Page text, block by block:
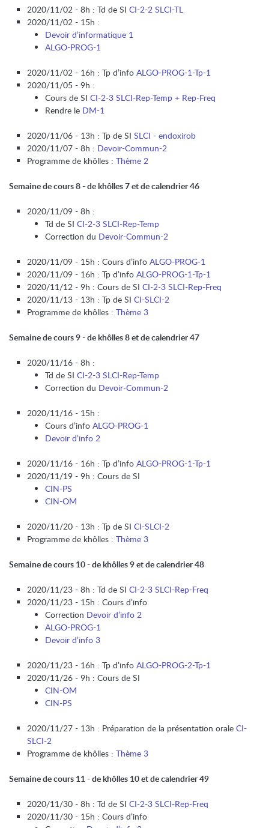
2020/11/02 - 8h : Td de SI CI-2-2 SLCI-TL
2020/11/02 - 15h :
Devoir d’informatique 1
ALGO-PROG-1
2020/11/02 - 16h : Tp d’info ALGO-PROG-1-Tp-1
2020/11/05 - 9h :
Cours de SI CI-2-3 SLCI-Rep-Temp + Rep-Freq
Rendre le DM-1
2020/11/06 - 13h : Tp de SI SLCI - endoxirob
2020/11/07 - 8h : Devoir-Commun-2
Programme de khôlles : Thème 2
Semaine de cours 8 - de khôlles 7 et de calendrier 46
2020/11/09 - 8h :
Td de SI CI-2-3 SLCI-Rep-Temp
Correction du Devoir-Commun-2
2020/11/09 - 15h : Cours d’info ALGO-PROG-1
2020/11/09 - 16h : Tp d’info ALGO-PROG-1-Tp-1
2020/11/12 - 9h : Cours de SI CI-2-3 SLCI-Rep-Freq
2020/11/13 - 13h : Tp de SI CI-SLCI-2
Programme de khôlles : Thème 3
Semaine de cours 9 - de khôlles 8 et de calendrier 47
2020/11/16 - 8h :
Td de SI CI-2-3 SLCI-Rep-Temp
Correction du Devoir-Commun-2
2020/11/16 - 15h :
Cours d’info ALGO-PROG-1
Devoir d’info 2
2020/11/16 - 16h : Tp d’info ALGO-PROG-1-Tp-1
2020/11/19 - 9h : Cours de SI
CIN-PS
CIN-OM
2020/11/20 - 13h : Tp de SI CI-SLCI-2
Programme de khôlles : Thème 3
Semaine de cours 10 - de khôlles 9 et de calendrier 48
2020/11/23 - 8h : Td de SI CI-2-3 SLCI-Rep-Freq
2020/11/23 - 15h : Cours d’info
Correction Devoir d’info 2
ALGO-PROG-1
Devoir d’info 3
2020/11/23 - 16h : Tp d’info ALGO-PROG-2-Tp-1
2020/11/26 - 9h : Cours de SI
CIN-OM
CIN-PS
2020/11/27 - 13h : Préparation de la présentation orale CI-
SLCI-2
Programme de khôlles : Thème 3
Semaine de cours 11 - de khôlles 10 et de calendrier 49
2020/11/30 - 8h : Td de SI CI-2-3 SLCI-Rep-Freq
2020/11/30 - 15h : Cours d’info